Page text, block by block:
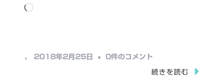
読
中…
、 2018年2月25日 出
0件のコメント
続きを読む